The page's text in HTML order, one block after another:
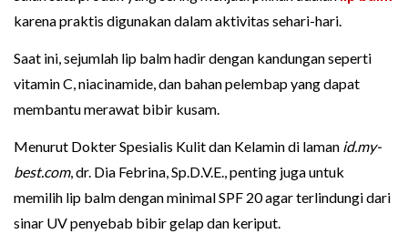
karena praktis digunakan dalam aktivitas sehari-hari.
Saat ini, sejumlah lip balm hadir dengan kandungan seperti
vitamin C, niacinamide, dan bahan pelembap yang dapat
membantu merawat bibir kusam.
Menurut Dokter Spesialis Kulit dan Kelamin di laman id.my-
best.com, dr. Dia Febrina, Sp.D.V.E., penting juga untuk
memilih lip balm dengan minimal SPF 20 agar terlindungi dari
sinar UV penyebab bibir gelap dan keriput.